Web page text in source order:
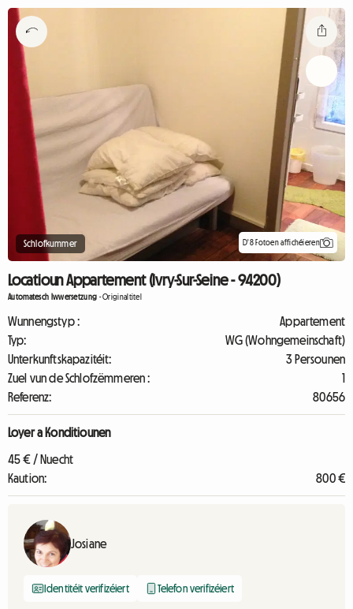
Schlofkummer D'8 Fotoen affichéieren
Locatioun Appartement (Ivry-Sur-Seine - 94200)
Automatesch Iwwersetzung -Originaltitel
Wunnengstyp :
Appartement
Typ:
WG (Wohngemeinschaft)
Unterkunftskapazitéit:
3 Persounen
Zuel vun de Schlofzëmmeren :
1
Referenz:
80656
Loyer a Konditiounen
45 € / Nuecht
Kaution:
800 €
Josiane
Identitéit verifizéiert Telefon verifizéiert